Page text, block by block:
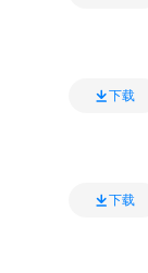
下载
下载